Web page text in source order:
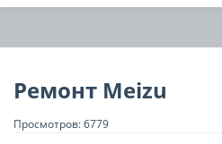
Ремонт Meizu
Просмотров: 6779